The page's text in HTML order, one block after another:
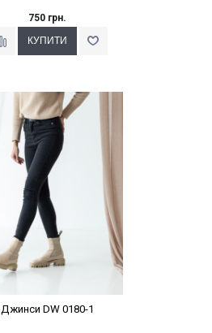
750 грн.
Наклейки Варіант з %
Джинси DW 0180-1